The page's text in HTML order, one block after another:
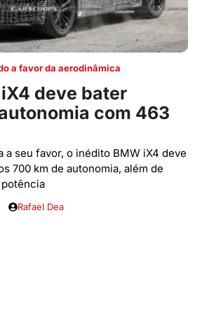
a favor da aerodinâmica
deve bater
com 463
a seu favor, o inédito BMW iX4 deve
700 km de autonomia, além de
Rafael Dea